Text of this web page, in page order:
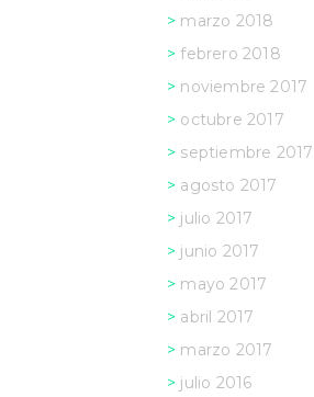
marzo 2018
febrero 2018
noviembre 2017
octubre 2017
septiembre 2017
agosto 2017
julio 2017
junio 2017
mayo 2017
abril 2017
marzo 2017
julio 2016